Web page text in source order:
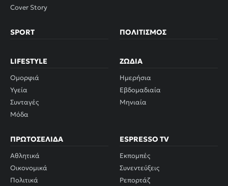
Cover Story
SPORT ΠΟΛΙΤΙΣΜΌΣ
LIFESTYLE
Ομορφιά
Υγεία
Συνταγές
Μόδα
ΖΏΔΙΑ
Ημερήσια
Εβδομαδιαία
Μηνιαία
ΠΡΩΤΟΣΈΛΙΔΑ
Αθλητικά
Οικονομικά
Πολιτικά
ESPRESSO TV
Εκπομπές
Συνεντεύξεις
Ρεπορτάζ